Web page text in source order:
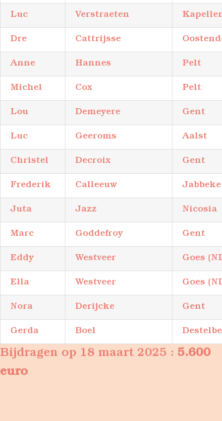
Luc Verstraeten
Dre Cattrijsse
Anne Hannes Pelt
Michel Cox Pelt
Lou Demeyere Gent
Luc Geeroms Aalst
Christel Decroix Gent
Frederik Calleeuw Jabbeke
Juta Jazz Nicosia
Marc Goddefroy Gent
Eddy Westveer Goes
Ella Westveer Goes
Nora Derijcke Gent
Gerda Boel
Bijdragen op 18 maart 2025 : 5.600
euro